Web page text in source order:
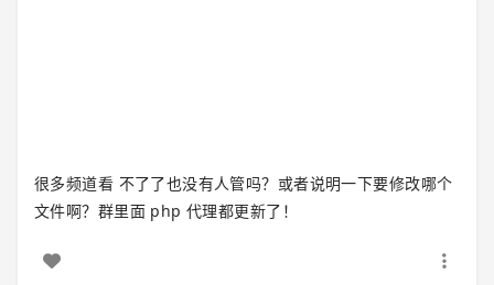
很多频道看 不了了也没有人管吗？或者说明一下要修改哪个
文件啊？群里面 php 代理都更新了！